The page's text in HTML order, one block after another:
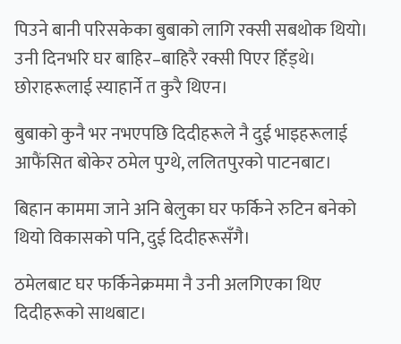
पिउने बानी परिसकेका बुबाको लागि रक्सी सबथोक थियो।
उनी दिनभरि घर बाहिर–बाहिरै रक्सी पिएर हिँड्थे।
छोराहरूलाई स्याहार्ने त कुरै थिएन।
बुबाको कुनै भर नभएपछि दिदीहरूले नै दुई भाइहरूलाई
आफैंसित बोकेर ठमेल पुग्थे, ललितपुरको पाटनबाट।
बिहान काममा जाने अनि बेलुका घर फर्किने रुटिन बनेको
थियो विकासको पनि, दुई दिदीहरूसँगै।
ठमेलबाट घर फर्किनेक्रममा नै उनी अलगिएका थिए
दिदीहरूको साथबाट।